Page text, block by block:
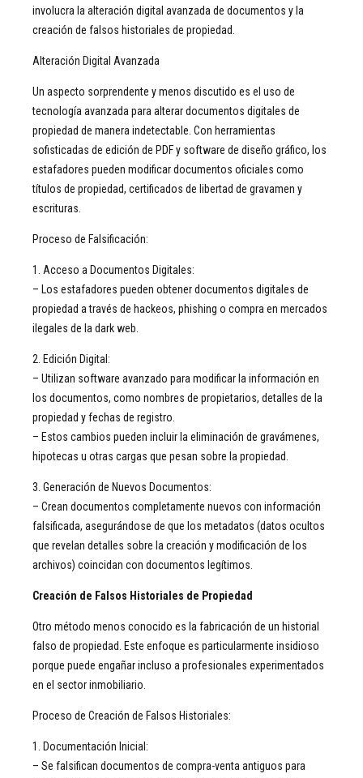
involucra la alteración digital avanzada de documentos y la
creación de falsos historiales de propiedad.
Alteración Digital Avanzada
Un aspecto sorprendente y menos discutido es el uso de
tecnología avanzada para alterar documentos digitales de
propiedad de manera indetectable. Con herramientas
sofisticadas de edición de PDF y software de diseño gráfico, los
estafadores pueden modificar documentos oficiales como
títulos de propiedad, certificados de libertad de gravamen y
escrituras.
Proceso de Falsificación:
1. Acceso a Documentos Digitales:
– Los estafadores pueden obtener documentos digitales de
propiedad a través de hackeos, phishing o compra en mercados
ilegales de la dark web.
2. Edición Digital:
– Utilizan software avanzado para modificar la información en
los documentos, como nombres de propietarios, detalles de la
propiedad y fechas de registro.
– Estos cambios pueden incluir la eliminación de gravámenes,
hipotecas u otras cargas que pesan sobre la propiedad.
3. Generación de Nuevos Documentos:
– Crean documentos completamente nuevos con información
falsificada, asegurándose de que los metadatos (datos ocultos
que revelan detalles sobre la creación y modificación de los
archivos) coincidan con documentos legítimos.
Creación de Falsos Historiales de Propiedad
Otro método menos conocido es la fabricación de un historial
falso de propiedad. Este enfoque es particularmente insidioso
porque puede engañar incluso a profesionales experimentados
en el sector inmobiliario.
Proceso de Creación de Falsos Historiales:
1. Documentación Inicial:
– Se falsifican documentos de compra-venta antiguos para